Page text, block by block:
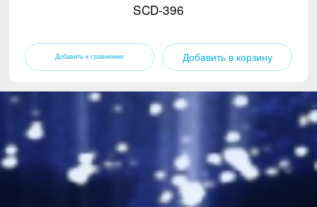
SCD-396
Добавить в корзину